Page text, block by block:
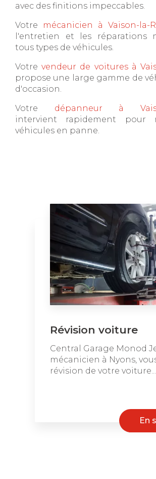
avec des finitions impeccables.
Votre
mécanicien à Vaison-la-
l'entretien et les réparations
tous types de véhicules.
Votrevendeur de voitures à
propose une large gamme de
d'occasion.
Votre dépanneur à
intervient rapidement pour
véhicules en panne.
Révision voiture
Central Garage Monod
mécanicien à Nyons,
révision de votre voiture....
En